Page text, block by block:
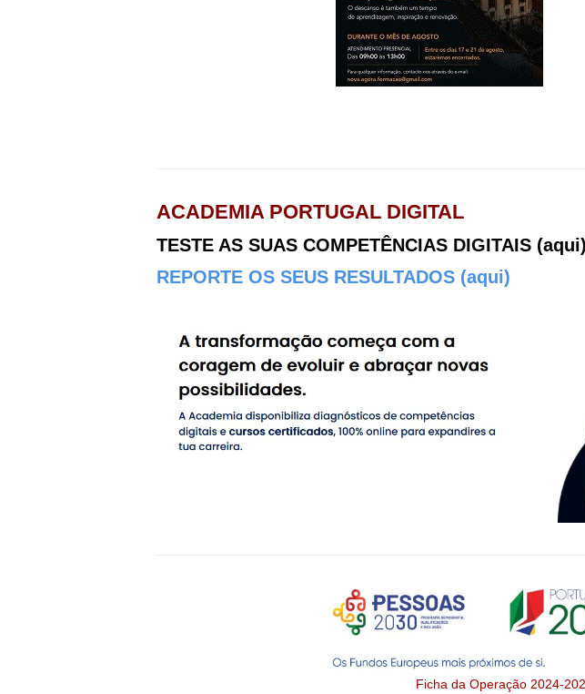
ACADEMIA PORTUGAL DIGITAL
TESTE AS SUAS COMPETÊNCIAS DIGITAIS (aqui)
REPORTE OS SEUS RESULTADOS (aqui)
Ficha da Operação 2024-